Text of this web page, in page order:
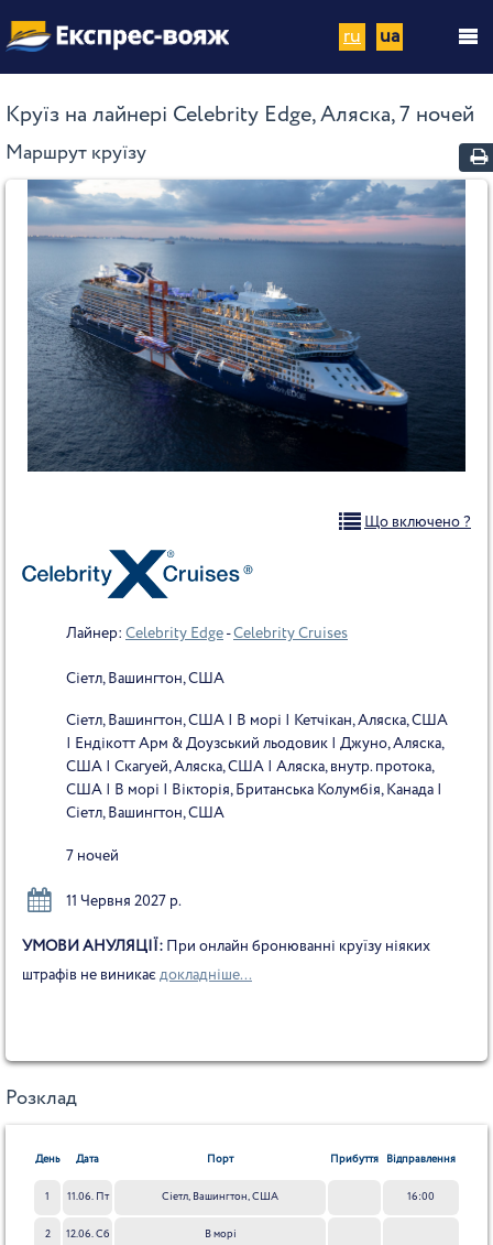
ru ua
Круїз на лайнері Celebrity Edge, Аляска, 7 ночей
Маршрут круїзу
Що включено ?
Лайнер: Celebrity Edge-Celebrity Cruises
Сіетл, Вашингтон, США
Сіетл, Вашингтон, США | В морі | Кетчікан, Аляска, США
| Ендікотт Арм & Доузський льодовик | Джуно, Аляска,
США | Скагуей, Аляска, США | Аляска, внутр. протока,
США | В морі | Вікторія, Британська Колумбія, Канада |
Сіетл, Вашингтон, США
7 ночей
11 Червня 2027 р.
УМОВИ АНУЛЯЦІЇ: При онлайн бронюванні круїзу ніяких
штрафів не виникає докладніше...
Розклад
День Дата Порт Прибуття Відправлення
1 11.06. Пт Сіетл, Вашингтон, США 16:00
2 12.06. Сб В морі